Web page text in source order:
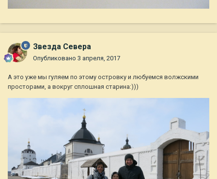
Звезда Севера
Опубликовано 3 апреля, 2017
А это уже мы гуляем по этому островку и любуемся волжскими
просторами, а вокруг сплошная старина:)))